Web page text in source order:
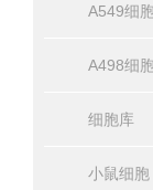
A549细
A498细
细胞库
小鼠细胞